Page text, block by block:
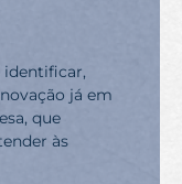
identificar,
já em
que
às